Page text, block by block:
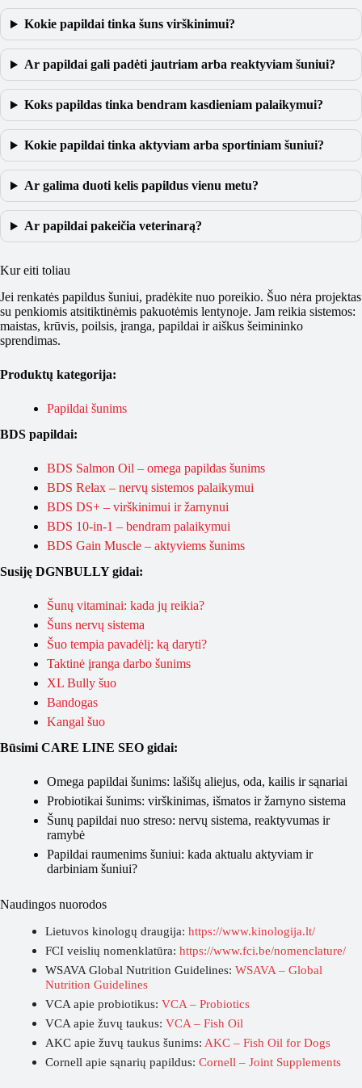
Kokie papildai tinka šuns virškinimui?
Ar papildai gali padėti jautriam arba reaktyviam šuniui?
Koks papildas tinka bendram kasdieniam palaikymui?
Kokie papildai tinka aktyviam arba sportiniam šuniui?
Ar galima duoti kelis papildus vienu metu?
Ar papildai pakeičia veterinarą?
Kur eiti toliau
Jei renkatės papildus šuniui, pradėkite nuo poreikio. Šuo nėra projektas
su penkiomis atsitiktinėmis pakuotėmis lentynoje. Jam reikia sistemos:
maistas, krūvis, poilsis, įranga, papildai ir aiškus šeimininko
sprendimas.
Produktų kategorija:
Papildai šunims
BDS papildai:
BDS Salmon Oil – omega papildas šunims
BDS Relax – nervų sistemos palaikymui
BDS DS+ – virškinimui ir žarnynui
BDS 10-in-1 – bendram palaikymui
BDS Gain Muscle – aktyviems šunims
Susiję DGNBULLY gidai:
Šunų vitaminai: kada jų reikia?
Šuns nervų sistema
Šuo tempia pavadėlį: ką daryti?
Taktinė įranga darbo šunims
XL Bully šuo
Bandogas
Kangal šuo
Būsimi CARE LINE SEO gidai:
Omega papildai šunims: lašišų aliejus, oda, kailis ir sąnariai
Probiotikai šunims: virškinimas, išmatos ir žarnyno sistema
Šunų papildai nuo streso: nervų sistema, reaktyvumas ir
ramybė
Papildai raumenims šuniui: kada aktualu aktyviam ir
darbiniam šuniui?
Naudingos nuorodos
Lietuvos kinologų draugija: https://www.kinologija.lt/
FCI veislių nomenklatūra: https://www.fci.be/nomenclature/
WSAVA Global Nutrition Guidelines: WSAVA – Global
Nutrition Guidelines
VCA apie probiotikus: VCA – Probiotics
VCA apie žuvų taukus: VCA – Fish Oil
AKC apie žuvų taukus šunims: AKC – Fish Oil for Dogs
Cornell apie sąnarių papildus: Cornell – Joint Supplements